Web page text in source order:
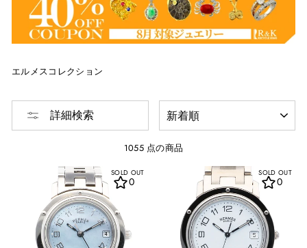
エルメスコレクション
詳細検索
び
替
1055 点の商品
SOLD OUT
0
SOLD OUT
0